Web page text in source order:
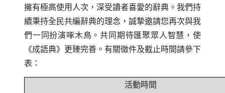
擁有極高使用人次，深受讀者喜愛的辭典。我們持
續秉持全民共編辭典的理念，誠摯邀請您再次與我
們一同扮演啄木鳥。共同期待匯聚眾人智慧，使
《成語典》更臻完善。有關徵件及截止時間請參下
表：
活動時間